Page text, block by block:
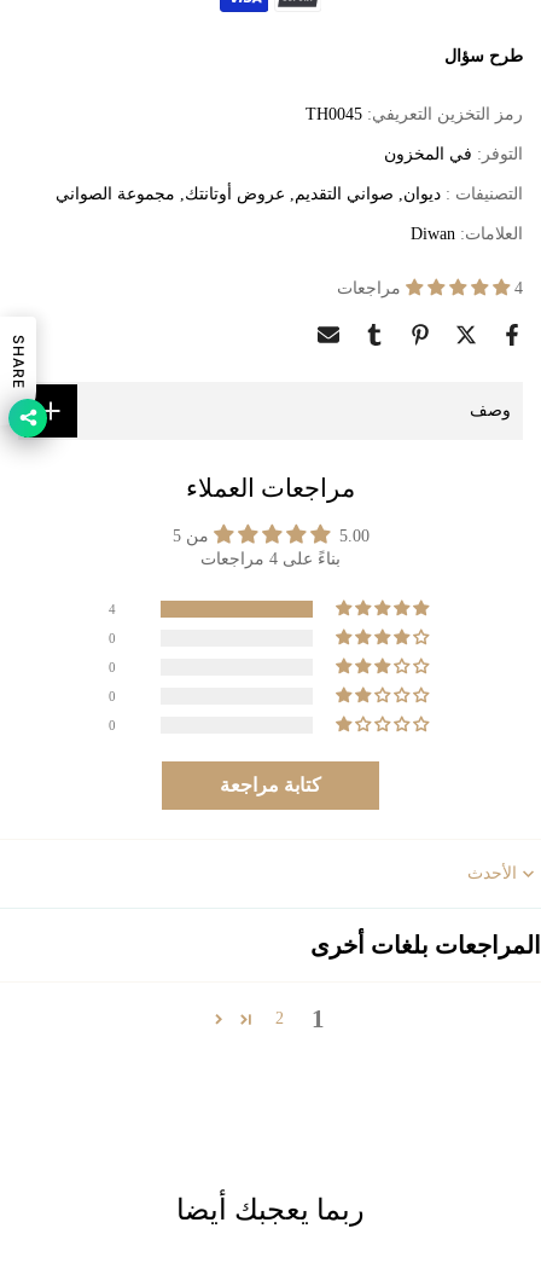
طرح سؤال
رمز التخزين التعريفي: TH0045
التوفر: في المخزون
التصنيفات : ديوان صواني التقديم عروض أوتانتك مجموعة الصواني
العلامات: Diwan
4 مراجعات
وصف
مراجعات العملاء
5.00 من 5
بناءً على 4 مراجعات
4
0
0
0
0
كتابة مراجعة
Sort by
المراجعات بلغات أخرى
1
2
ربما يعجبك أيضا
SHARE